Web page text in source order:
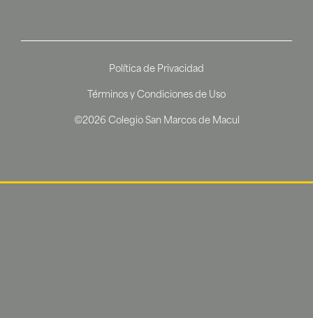
©2026 Colegio San Marcos de Macul
Política de Privacidad
Términos y Condiciones de Uso